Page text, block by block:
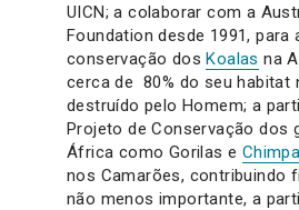
UICN; a colaborar com a
Foundation desde 1991, para
conservação dosKoalas na
cerca de 80% do seu habitat
destruído pelo Homem; a
Projeto de Conservação dos
África como Gorilas e
nos Camarões, contribuindo
não menos importante, a